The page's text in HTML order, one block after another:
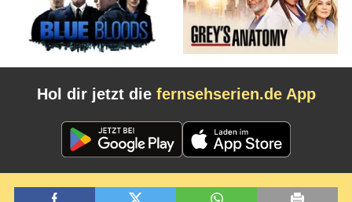
Hol dir jetzt die fernsehserien.de App